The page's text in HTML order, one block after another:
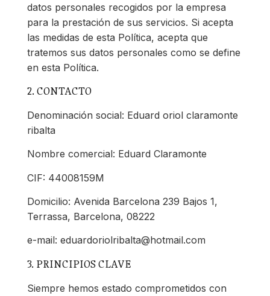
datos personales recogidos por la empresa
para la prestación de sus servicios. Si acepta
las medidas de esta Política, acepta que
tratemos sus datos personales como se define
en esta Política.
2. CONTACTO
Denominación social: Eduard oriol claramonte
ribalta
Nombre comercial: Eduard Claramonte
CIF: 44008159M
Domicilio: Avenida Barcelona 239 Bajos 1,
Terrassa, Barcelona, 08222
e-mail: eduardoriolribalta@hotmail.com
3. PRINCIPIOS CLAVE
Siempre hemos estado comprometidos con